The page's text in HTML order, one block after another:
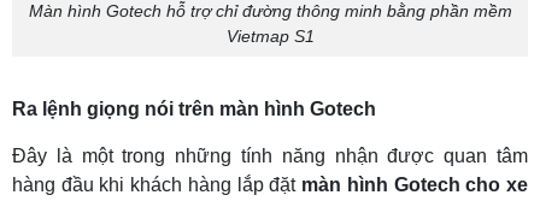
Màn hình Gotech hỗ trợ chỉ đường thông minh bằng phần mềm
Vietmap S1
Ra lệnh giọng nói trên màn hình Gotech
Đây là một trong những tính năng nhận được quan tâm
hàng đầu khi khách hàng lắp đặt màn hình Gotech cho xe